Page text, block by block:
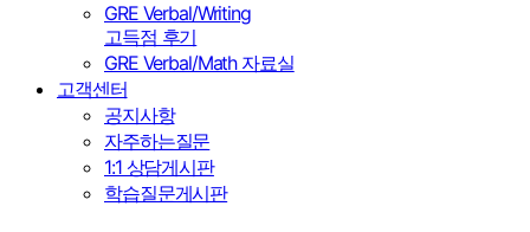
GRE Verbal/Writing
고득점 후기
GRE Verbal/Math 자료실
고객센터
공지사항
자주하는질문
1:1 상담게시판
학습질문게시판